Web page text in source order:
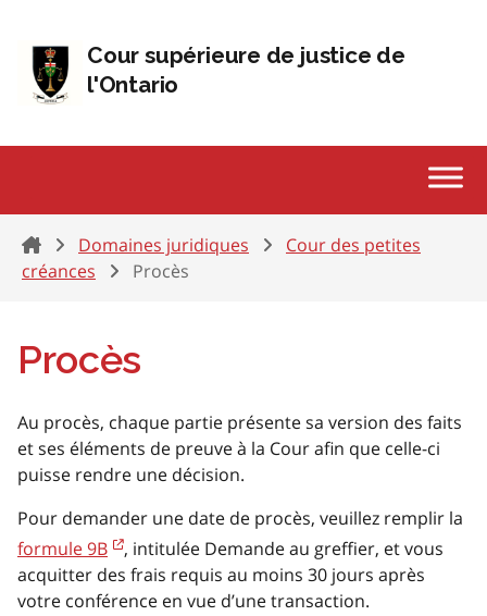
Cour supérieure de justice de
l'Ontario
HomeDomaines juridiques
Cour des petites
créances
Procès
Procès
Au procès, chaque partie présente sa version des faits
et ses éléments de preuve à la Cour afin que celle-ci
puisse rendre une décision.
Pour demander une date de procès, veuillez remplir la
formule 9B
, intitulée Demande au greffier, et vous
acquitter des frais requis au moins 30 jours après
votre conférence en vue d’une transaction.